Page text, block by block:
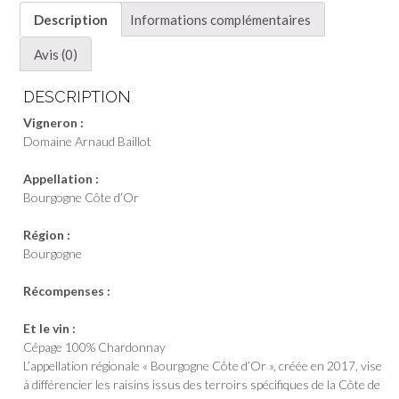
Domaine
Baillot
Description Informations complémentaires
Avis (0)
DESCRIPTION
Vigneron :
Domaine Arnaud Baillot
Appellation :
Bourgogne Côte d’Or
Région :
Bourgogne
Récompenses :
Et le vin :
Cépage 100% Chardonnay
L’appellation régionale « Bourgogne Côte d’Or », créée en 2017, vise
à différencier les raisins issus des terroirs spécifiques de la Côte de